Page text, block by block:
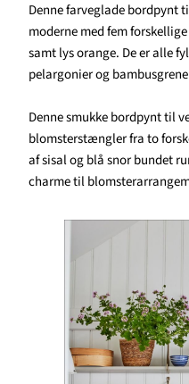
Denne farveglade bordpynt
moderne med fem
samt lys orange. De er alle
pelargonier og
Denne smukke bordpynt til
blomsterstængler fra to
af sisal og blå snor bundet
charme til